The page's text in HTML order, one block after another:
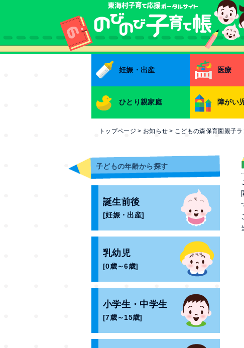
妊娠・出産 医療
ひとり親家庭 障がい
トップページ > お知らせ > こどもの森保育園親子
子どもの年齢から探す
誕生前後
[妊娠・出産]
乳幼児
[0歳～6歳]
小学生・中学生
[7歳～15歳]